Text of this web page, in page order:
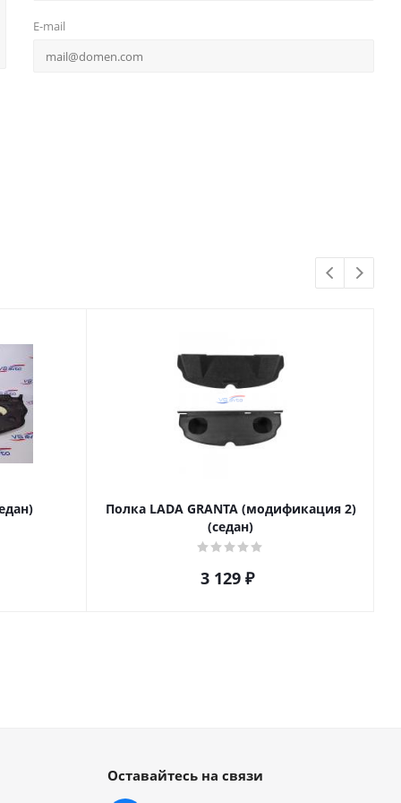
E-mail
Полка LADA GRANTA (модификация 2)
(седан)
3 129 ₽
Оставайтесь на связи